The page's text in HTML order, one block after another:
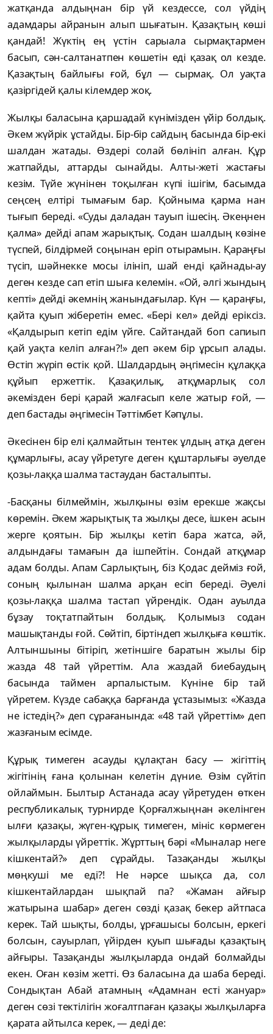
жатқанда алдыңнан бір үй кездессе, сол үйдің
адамдары айранын алып шығатын. Қазақтың көші
қандай! Жүктің ең үстін сарыала сырмақтармен
басып, сән-салтанатпен көшетін еді қазақ ол кезде.
Қазақтың байлығы ғой, бұл — сырмақ. Ол уақта
қазіргідей қалы кілемдер жоқ.
Жылқы баласына қаршадай күнімізден үйір болдық.
Әкем жүйрік ұстайды. Бір-бір сайдың басында бір-екі
шалдан жатады. Өздері солай бөлініп алған. Құр
жатпайды, аттарды сынайды. Алты-жеті жастағы
кезім. Түйе жүнінен тоқылған күпі ішігім, басымда
сеңсең елтірі тымағым бар. Қойныма қарма нан
тығып береді. «Суды даладан тауып ішесің. Әкеңнен
қалма» дейді апам жарықтық. Содан шалдың көзіне
түспей, білдірмей соңынан еріп отырамын. Қараңғы
түсіп, шәйнекке мосы ілініп, шай енді қайнады-ау
деген кезде сап етіп шыға келемін. «Ой, әлгі жындың
кепті» дейді әкемнің жанындағылар. Күн — қараңғы,
қайта қуып жіберетін емес. «Бері кел» дейді еріксіз.
«Қалдырып кетіп едім үйге. Сайтандай боп сапиып
қай уақта келіп алған?!» деп әкем бір ұрсып алады.
Өстіп жүріп өстік қой. Шалдардың әңгімесін құлаққа
құйып ержеттік. Қазақилық, атқұмарлық сол
әкемізден бері қарай жалғасып келе жатыр ғой, —
деп бастады әңгімесін Тәттімбет Кәпұлы.
Әкесінен бір елі қалмайтын тентек ұлдың атқа деген
құмарлығы, асау үйретуге деген құштарлығы әуелде
қозы-лаққа шалма тастаудан басталыпты.
-Басқаны білмеймін, жылқыны өзім ерекше жақсы
көремін. Әкем жарықтық та жылқы десе, ішкен асын
жерге қоятын. Бір жылқы кетіп бара жатса, әй,
алдындағы тамағын да ішпейтін. Сондай атқұмар
адам болды. Апам Сарлықтың, біз Қодас дейміз ғой,
соның қылынан шалма арқан есіп береді. Әуелі
қозы-лаққа шалма тастап үйрендік. Одан ауылда
бұзау тоқтатпайтын болдық. Қолымыз содан
машықтанды ғой. Сөйтіп, біртіндеп жылқыға көштік.
Алтыншыны бітіріп, жетіншіге баратын жылы бір
жазда 48 тай үйреттім. Ала жаздай биебаудың
басында таймен арпалыстым. Күніне бір тай
үйретем. Күзде сабаққа барғанда ұстазымыз: «Жазда
не істедің?» деп сұрағанында: «48 тай үйреттім» деп
жазғаным есімде.
Құрық тимеген асауды құлақтан басу — жігіттің
жігітінің ғана қолынан келетін дүние. Өзім сүйтіп
ойлаймын. Былтыр Астанада асау үйретуден өткен
республикалық турнирде Қорғалжыңнан әкелінген
ылғи қазақы, жүген-құрық тимеген, мініс көрмеген
жылқыларды үйреттік. Жұрттың бәрі «Мыналар неге
кішкентай?» деп сұрайды. Тазақанды жылқы
мөңкуші ме еді?! Не нәрсе шықса да, сол
кішкентайлардан шықпай па? «Жаман айғыр
жатырына шабар» деген сөзді қазақ бекер айтпаса
керек. Тай шықты, болды, ұрғашысы болсын, еркегі
болсын, сауырлап, үйірден қуып шығады қазақтың
айғыры. Тазақанды жылқыларда ондай болмайды
екен. Оған көзім жетті. Өз баласына да шаба береді.
Сондықтан Абай атамның «Адамнан есті жануар»
деген сөзі тектілігін жоғалтпаған қазақы жылқыларға
қарата айтылса керек, — деді де: